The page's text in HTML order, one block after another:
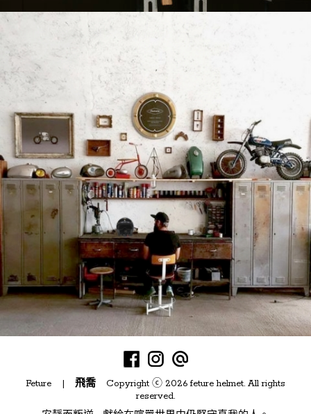
Feture | 飛喬 Copyright ⓒ 2026 feture helmet. All rights
reserved.